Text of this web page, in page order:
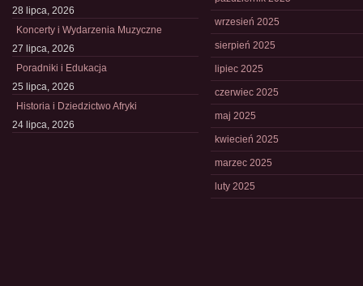
28 lipca, 2026
Koncerty i Wydarzenia Muzyczne
27 lipca, 2026
Poradniki i Edukacja
25 lipca, 2026
Historia i Dziedzictwo Afryki
24 lipca, 2026
wrzesień 2025
sierpień 2025
lipiec 2025
czerwiec 2025
maj 2025
kwiecień 2025
marzec 2025
luty 2025